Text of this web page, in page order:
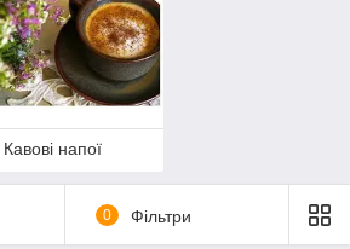
Кавові напої
0 Фільтри